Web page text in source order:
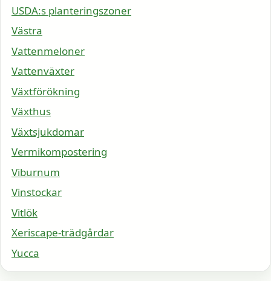
USDA:s planteringszoner
Västra
Vattenmeloner
Vattenväxter
Växtförökning
Växthus
Växtsjukdomar
Vermikompostering
Viburnum
Vinstockar
Vitlök
Xeriscape-trädgårdar
Yucca